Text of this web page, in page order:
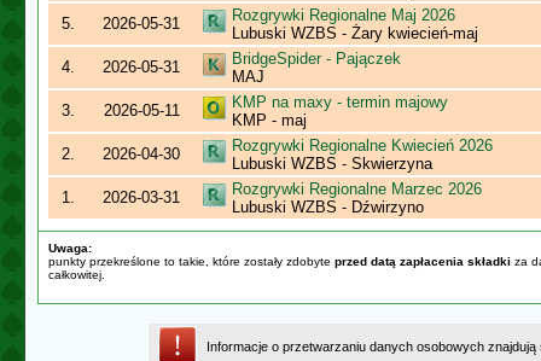
5.
2026-05-31
Rozgrywki Regionalne Maj 2026
Lubuski WZBS - Żary kwiecień-maj
4.
2026-05-31
BridgeSpider - Pajączek
MAJ
3.
2026-05-11
KMP na maxy - termin majowy
KMP - maj
2.
2026-04-30
Rozgrywki Regionalne Kwiecień 2026
Lubuski WZBS - Skwierzyna
1.
2026-03-31
Rozgrywki Regionalne Marzec 2026
Lubuski WZBS - Dźwirzyno
Uwaga:
punkty przekreślone to takie, które zostały zdobyte przed datą zapłacenia składki za
całkowitej.
Informacje o przetwarzaniu danych osobowych